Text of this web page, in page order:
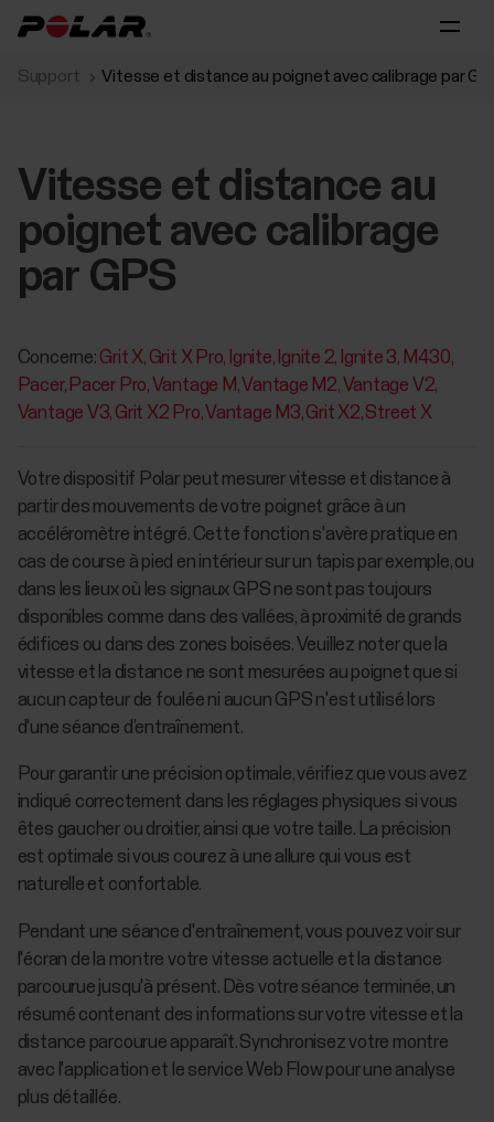
Support Vitesse et distance au poignet avec calibrage par
Vitesse et distance au
poignet avec calibrage
par GPS
Concerne: Grit X Grit X Pro Ignite Ignite 2 Ignite 3 M430
Pacer Pacer Pro Vantage M Vantage M2 Vantage V2
Vantage V3 Grit X2 Pro Vantage M3 Grit X2 Street X
Votre dispositif Polar peut mesurer vitesse et distance à
partir des mouvements de votre poignet grâce à un
accéléromètre intégré. Cette fonction s'avère pratique en
cas de course à pied en intérieur sur un tapis par exemple, ou
dans les lieux où les signaux GPS ne sont pas toujours
disponibles comme dans des vallées, à proximité de grands
édifices ou dans des zones boisées. Veuillez noter que la
vitesse et la distance ne sont mesurées au poignet que si
aucun capteur de foulée ni aucun GPS n'est utilisé lors
d'une séance d’entraînement.
Pour garantir une précision optimale, vérifiez que vous avez
indiqué correctement dans les réglages physiques si vous
êtes gaucher ou droitier, ainsi que votre taille. La précision
est optimale si vous courez à une allure qui vous est
naturelle et confortable.
Pendant une séance d'entraînement, vous pouvez voir sur
l'écran de la montre votre vitesse actuelle et la distance
parcourue jusqu'à présent. Dès votre séance terminée, un
résumé contenant des informations sur votre vitesse et la
distance parcourue apparaît. Synchronisez votre montre
avec l'application et le service Web Flow pour une analyse
plus détaillée.